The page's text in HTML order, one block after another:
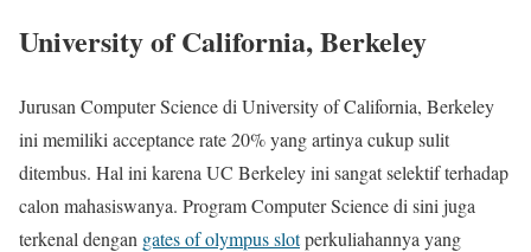
University of California, Berkeley
Jurusan Computer Science di University of California, Berkeley
ini memiliki acceptance rate 20% yang artinya cukup sulit
ditembus. Hal ini karena UC Berkeley ini sangat selektif terhadap
calon mahasiswanya. Program Computer Science di sini juga
terkenal dengan gates of olympus slotperkuliahannya yang